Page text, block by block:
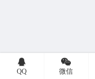
QQ 微信